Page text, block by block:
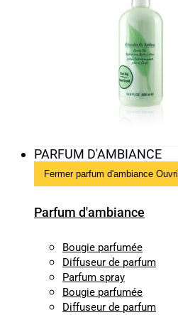
PARFUM D'AMBIANCE
Fermer parfum d'ambiance
Parfum d'ambiance
Bougie parfumée
Diffuseur de parfum
Parfum spray
Bougie parfumée
Diffuseur de parfum